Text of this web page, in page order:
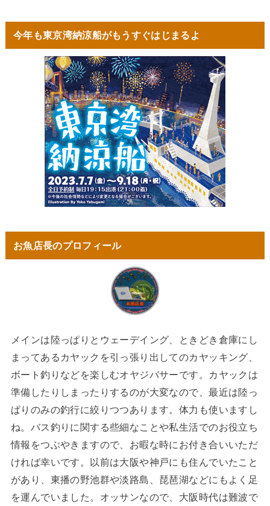
今年も東京湾納涼船がもうすぐはじまるよ
お魚店長のプロフィール
メインは陸っぱりとウェーデイング、ときどき倉庫にし
まってあるカヤックを引っ張り出してのカヤッキング、
ボート釣りなどを楽しむオヤジバサーです。カヤックは
準備したりしまったりするのが大変なので、最近は陸っ
ぱりのみの釣行に絞りつつあります。体力も使いますし
ね。バス釣りに関する些細なことや私生活でのお役立ち
情報をつぶやきますので、お暇な時にお付き合いいただ
ければ幸いです。以前は大阪や神戸にも住んでいたこと
があり、東播の野池群や淡路島、琵琶湖などにもよく足
を運んでいました。オッサンなので、大阪時代は難波で